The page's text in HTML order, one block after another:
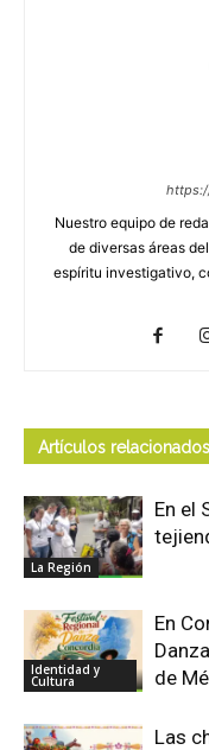
Nuestro equipo de
de diversas áreas
espíritu investigativo,
Artículos relacionados
La Región
En el
Identidad y
Cultura
En
de
Las